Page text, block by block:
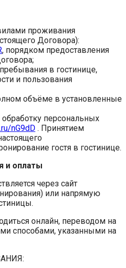
проживания
Договора):
, порядком предоставления
в гостинице,
и пользования
объёме в установленные
обработку персональных
nG9dD . Принятием
гостя в гостинице.
и оплаты
через сайт
или напрямую
онлайн, переводом на
способами, указанными на